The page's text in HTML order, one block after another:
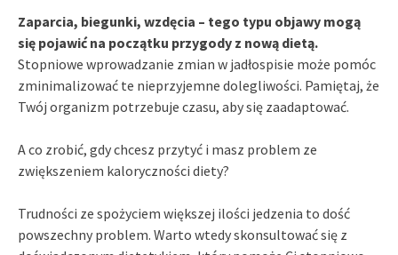
Zaparcia, biegunki, wzdęcia – tego typu objawy mogą
się pojawić na początku przygody z nową dietą.
Stopniowe wprowadzanie zmian w jadłospisie może pomóc
zminimalizować te nieprzyjemne dolegliwości. Pamiętaj, że
Twój organizm potrzebuje czasu, aby się zaadaptować.
A co zrobić, gdy chcesz przytyć i masz problem ze
zwiększeniem kaloryczności diety?
Trudności ze spożyciem większej ilości jedzenia to dość
powszechny problem. Warto wtedy skonsultować się z